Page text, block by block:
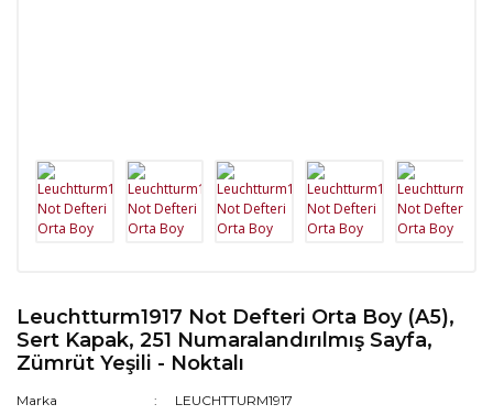
Leuchtturm1917 Not Defteri Orta Boy (A5),
Sert Kapak, 251 Numaralandırılmış Sayfa,
Zümrüt Yeşili - Noktalı
Marka
LEUCHTTURM1917